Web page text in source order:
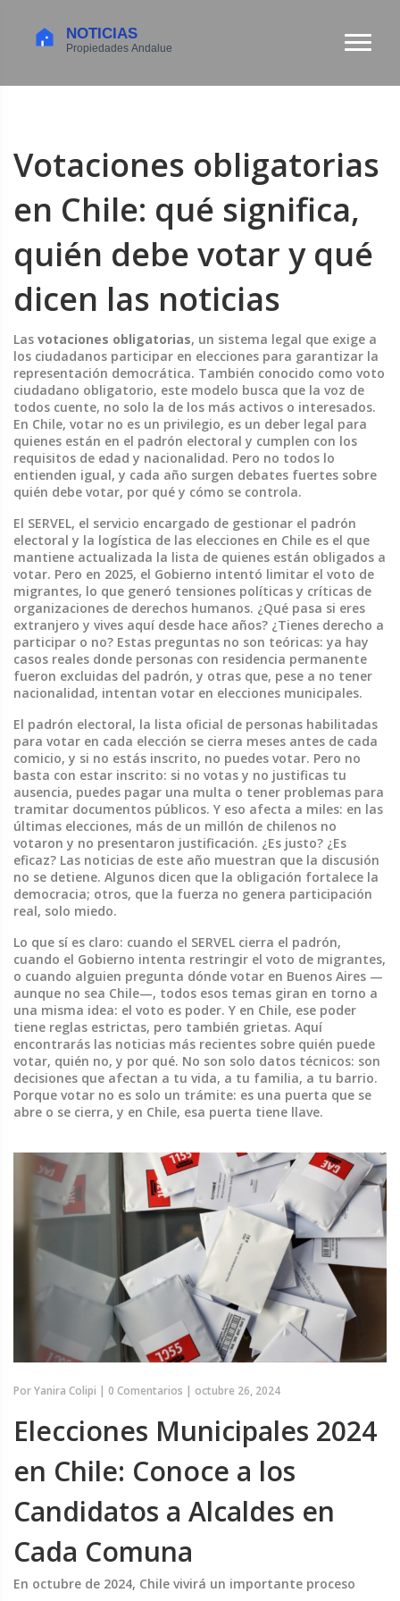
Votaciones obligatorias
en Chile: qué significa,
quién debe votar y qué
dicen las noticias
Las votaciones obligatorias, un sistema legal que exige a
los ciudadanos participar en elecciones para garantizar la
representación democrática. También conocido como voto
ciudadano obligatorio, este modelo busca que la voz de
todos cuente, no solo la de los más activos o interesados.
En Chile, votar no es un privilegio, es un deber legal para
quienes están en el padrón electoral y cumplen con los
requisitos de edad y nacionalidad. Pero no todos lo
entienden igual, y cada año surgen debates fuertes sobre
quién debe votar, por qué y cómo se controla.
El SERVEL, el servicio encargado de gestionar el padrón
electoral y la logística de las elecciones en Chile es el que
mantiene actualizada la lista de quienes están obligados a
votar. Pero en 2025, el Gobierno intentó limitar el voto de
migrantes, lo que generó tensiones políticas y críticas de
organizaciones de derechos humanos. ¿Qué pasa si eres
extranjero y vives aquí desde hace años? ¿Tienes derecho a
participar o no? Estas preguntas no son teóricas: ya hay
casos reales donde personas con residencia permanente
fueron excluidas del padrón, y otras que, pese a no tener
nacionalidad, intentan votar en elecciones municipales.
El padrón electoral, la lista oficial de personas habilitadas
para votar en cada elección se cierra meses antes de cada
comicio, y si no estás inscrito, no puedes votar. Pero no
basta con estar inscrito: si no votas y no justificas tu
ausencia, puedes pagar una multa o tener problemas para
tramitar documentos públicos. Y eso afecta a miles: en las
últimas elecciones, más de un millón de chilenos no
votaron y no presentaron justificación. ¿Es justo? ¿Es
eficaz? Las noticias de este año muestran que la discusión
no se detiene. Algunos dicen que la obligación fortalece la
democracia; otros, que la fuerza no genera participación
real, solo miedo.
Lo que sí es claro: cuando el SERVEL cierra el padrón,
cuando el Gobierno intenta restringir el voto de migrantes,
o cuando alguien pregunta dónde votar en Buenos Aires —
aunque no sea Chile—, todos esos temas giran en torno a
una misma idea: el voto es poder. Y en Chile, ese poder
tiene reglas estrictas, pero también grietas. Aquí
encontrarás las noticias más recientes sobre quién puede
votar, quién no, y por qué. No son solo datos técnicos: son
decisiones que afectan a tu vida, a tu familia, a tu barrio.
Porque votar no es solo un trámite: es una puerta que se
abre o se cierra, y en Chile, esa puerta tiene llave.
PorYanira Colipi | 0 Comentarios | octubre 26, 2024
Elecciones Municipales 2024
en Chile: Conoce a los
Candidatos a Alcaldes en
Cada Comuna
En octubre de 2024, Chile vivirá un importante proceso